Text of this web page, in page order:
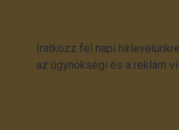
Iratkozz fel napi
az ügynökségi és a reklám